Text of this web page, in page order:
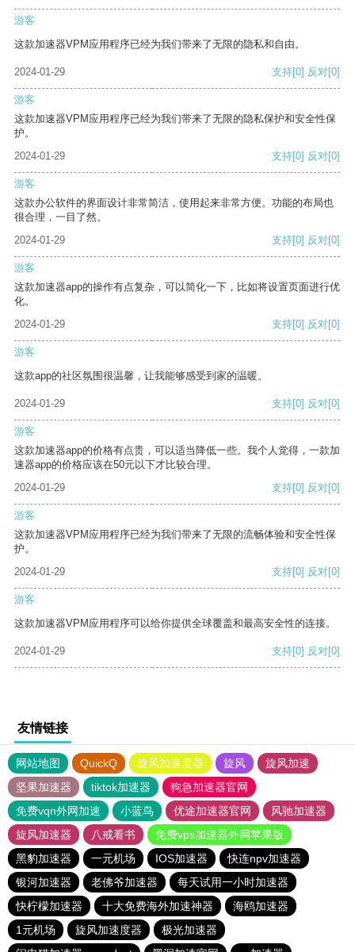
游客
这款加速器VPM应用程序已经为我们带来了无限的隐私和自由。
2024-01-29 支持[0] 反对[0]
游客
这款加速器VPM应用程序已经为我们带来了无限的隐私保护和安全性保
护。
2024-01-29
支持[0] 反对[0]
游客
这款办公软件的界面设计非常简洁，使用起来非常方便。功能的布局也
很合理，一目了然。
2024-01-29
支持[0] 反对[0]
游客
这款加速器app的操作有点复杂，可以简化一下，比如将设置页面进行优
化。
2024-01-29
支持[0] 反对[0]
游客
这款app的社区氛围很温馨，让我能够感受到家的温暖。
2024-01-29 支持[0] 反对[0]
游客
这款加速器app的价格有点贵，可以适当降低一些。我个人觉得，一款加
速器app的价格应该在50元以下才比较合理。
2024-01-29
支持[0] 反对[0]
游客
这款加速器VPM应用程序已经为我们带来了无限的流畅体验和安全性保
护。
2024-01-29
支持[0] 反对[0]
游客
这款加速器VPM应用程序可以给你提供全球覆盖和最高安全性的连接。
2024-01-29 支持[0] 反对[0]
友情链接
网站地图 QuickQ 旋风加速度器 旋风
旋风加速
坚果加速器
tiktok加速器
狗急加速器官网
免费vqn外网加速
小蓝鸟 优途加速器官网
风驰加速器
旋风加速器
八戒看书
免费vps加速器外网苹果版
黑豹加速器
一元机场 IOS加速器
快连npv加速器
银河加速器
老佛爷加速器
每天试用一小时加速器
快柠檬加速器
十大免费海外加速神器
海鸥加速器
1元机场
旋风加速度器
极光加速器